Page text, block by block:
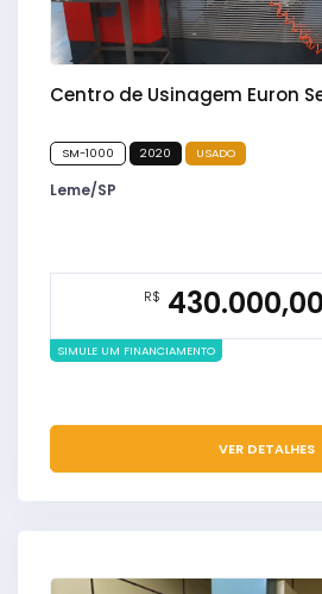
Centro de Usinagem Euron
SM-1000 2020 USADO
Leme/SP
R$ 430.000,00
SIMULE UM FINANCIAMENTO
VER DETALHES